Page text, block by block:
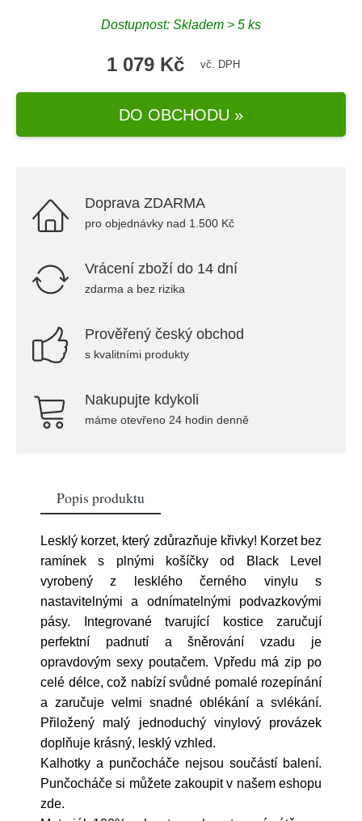
Dostupnost: Skladem > 5 ks
1 079 Kč vč. DPH
DO OBCHODU »
Doprava ZDARMA
pro objednávky nad 1.500 Kč
Vrácení zboží do 14 dní
zdarma a bez rizika
Prověřený český obchod
s kvalitními produkty
Nakupujte kdykoli
máme otevřeno 24 hodin denně
Popis produktu
Lesklý korzet, který zdůrazňuje křivky! Korzet bez
ramínek s plnými košíčky od Black Level
vyrobený z lesklého černého vinylu s
nastavitelnými a odnímatelnými podvazkovými
pásy. Integrované tvarující kostice zaručují
perfektní padnutí a šněrování vzadu je
opravdovým sexy poutačem. Vpředu má zip po
celé délce, což nabízí svůdné pomalé rozepínání
a zaručuje velmi snadné oblékání a svlékání.
Přiložený malý jednoduchý vinylový provázek
doplňuje krásný, lesklý vzhled.
Kalhotky a punčocháče nejsou součástí balení.
Punčocháče si můžete zakoupit v našem eshopu
zde.